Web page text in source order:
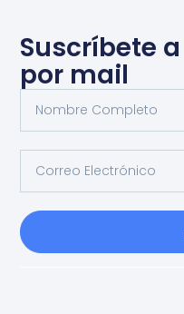
Suscríbete
por mail